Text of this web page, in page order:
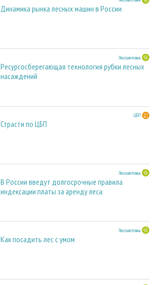
Динамика рынка лесных машин в России
Лесозаготовка
Ресурсосберегающая технология рубки лесных
насаждений
ЦБП
Страсти по ЦБП
Лесозаготовка
В России введут долгосрочные правила
индексации платы за аренду леса
Лесозаготовка
Как посадить лес с умом